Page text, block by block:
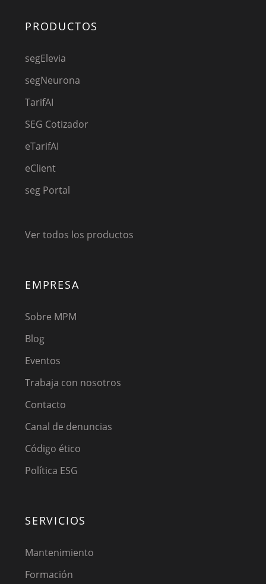
PRODUCTOS
segElevia
segNeurona
TarifAI
SEG Cotizador
eTarifAI
eClient
seg Portal
Ver todos los productos
EMPRESA
Sobre MPM
Blog
Eventos
Trabaja con nosotros
Contacto
Canal de denuncias
Código ético
Política ESG
SERVICIOS
Mantenimiento
Formación